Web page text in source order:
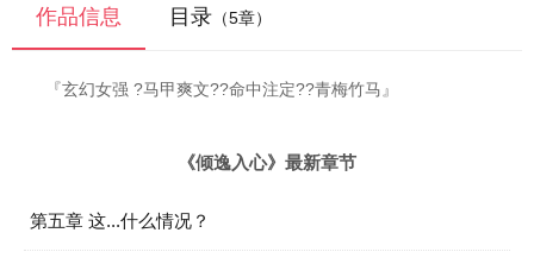
作品信息 目录 （5章）
『玄幻女强 ?马甲爽文??命中注定??青梅竹马』
《倾逸入心》最新章节
第五章 这...什么情况？